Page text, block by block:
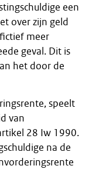
een
over zijn geld
meer
geval. Dit is
het door de
speelt
van
28 Iw 1990.
na de